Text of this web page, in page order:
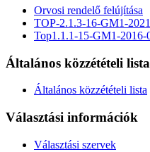
Orvosi rendelő felújítása
TOP-2.1.3-16-GM1-
Top1.1.1-15-GM1-2016-
Általános közzétételi lista
Általános közzétételi lista
Választási információk
Választási szervek